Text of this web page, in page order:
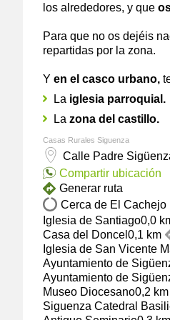
los alrededores, y que
Para que no os dejéis
repartidas por la zona.
Y en el casco urbano,
La iglesia parroquial.
La zona del castillo.
Casas Rurales Siguenza
Calle Padre
Compartir ubicación
Generar ruta
Cerca de El Cachejo
Iglesia de Santiago0,0
Casa del Doncel 0,1 km
Iglesia de San Vicente
Ayuntamiento de
Ayuntamiento de
Museo Diocesano0,2 km
Siguenza Catedral